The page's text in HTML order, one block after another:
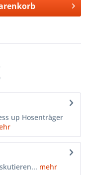
up Hosenträger
mehr